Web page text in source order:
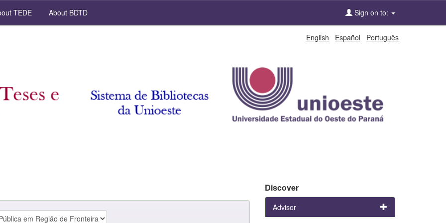
TEDE About BDTD Sign on to:
English Español Português
Discover
Advisor